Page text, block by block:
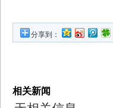
分享到：
相关新闻